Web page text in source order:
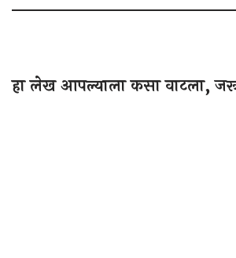
हा लेख आपल्याला कसा वाटला,